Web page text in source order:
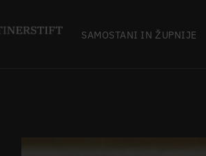
SAMOSTANI IN ŽUPNIJE